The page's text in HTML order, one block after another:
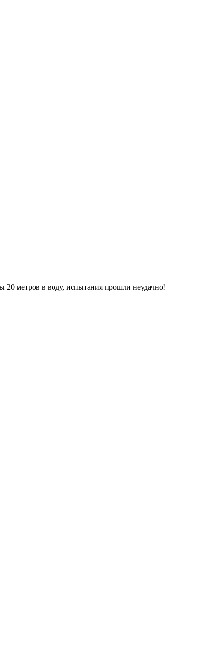
метров в воду, испытания прошли неудачно!